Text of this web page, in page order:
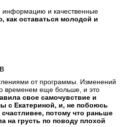
и качественные
как оставаться молодой и
от программы. Изменений
временем еще больше, и это
свое самочувствие и
с Екатериной, и, не побоюсь
счастливее, потому что раньше
на грусть по поводу плохой